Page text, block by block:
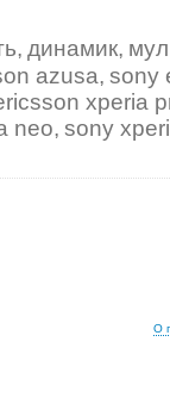
динамик
azusa sony
xperia
neo sony
О